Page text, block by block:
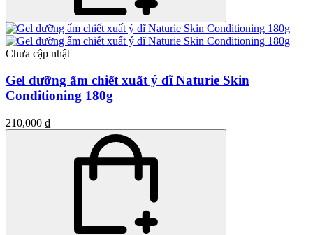
Chưa cập nhật
Gel dưỡng ẩm chiết xuất ý dĩ Naturie Skin
Conditioning 180g
210,000 ₫